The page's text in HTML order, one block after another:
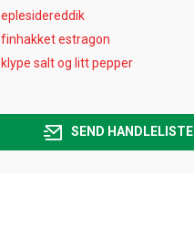
eplesidereddik
finhakket estragon
klype salt og litt pepper
SEND HANDLELISTE